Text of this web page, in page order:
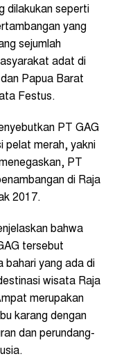
dilakukan seperti
yang
sejumlah
adat di
Papua Barat
Festus.
PT GAG
pelat merah, yakni
PT
di Raja
2017.
bahwa
tersebut
bahari yang ada di
wisata Raja
merupakan
karang dengan
dan perundang-